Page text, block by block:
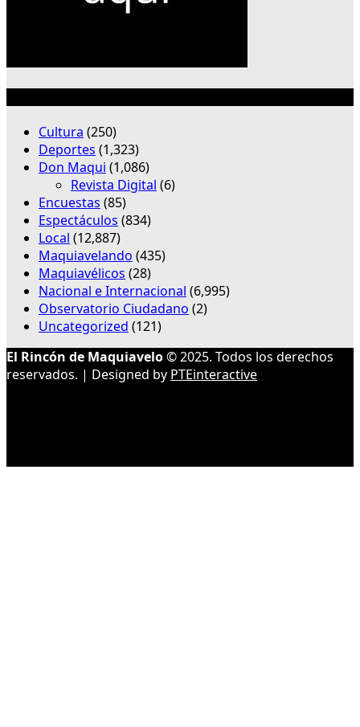
Cultura (250)
Deportes (1,323)
Don Maqui (1,086)
Revista Digital (6)
Encuestas (85)
Espectáculos (834)
Local (12,887)
Maquiavelando (435)
Maquiavélicos (28)
Nacional e Internacional (6,995)
Observatorio Ciudadano (2)
Uncategorized (121)
El Rincón de Maquiavelo© 2025. Todos los derechos
reservados. | Designed by PTEinteractive